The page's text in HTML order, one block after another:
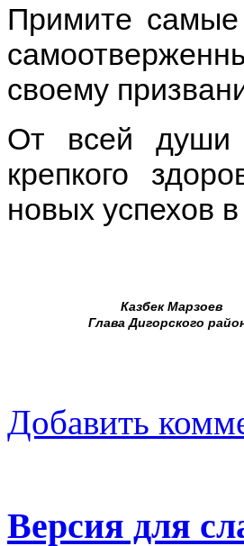
Примите самые
своему
От всей
крепкого
новых успехов
Казбек Марзоев
Глава Дигорского
Добавить
Версия для